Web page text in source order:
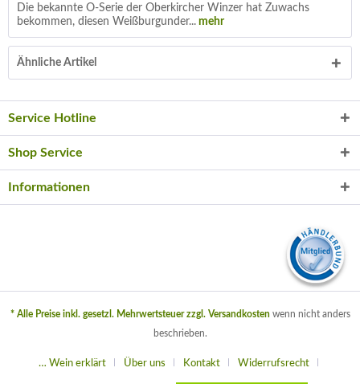
Die bekannte O-Serie der Oberkircher Winzer hat Zuwachs
bekommen, diesen Weißburgunder... mehr
Ähnliche Artikel
Service Hotline
Shop Service
Informationen
* Alle Preise inkl. gesetzl. Mehrwertsteuer zzgl. Versandkostenwenn nicht anders
beschrieben.
… Wein erklärt Über uns Kontakt Widerrufsrecht